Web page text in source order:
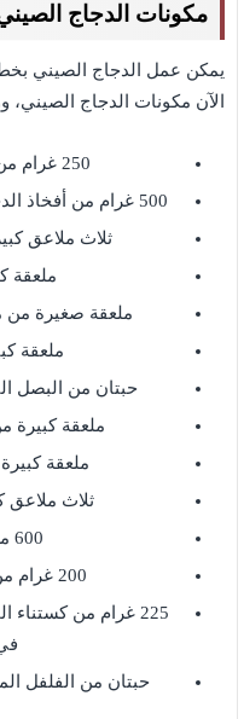
مكونات الدجاج
يمكن عمل الدجاج الصيني
الآن مكونات الدجاج الصيني،
250 غرام من أرز بسمتي طويل الحبة.
500 غرام من أفخاذ الدجاج منزوعة الجلد والعظام، مقطعة.
ثلاث ملاعق
ملعقة
ملعقة صغيرة
ملعقة
حبتان من البصل
ملعقة كبيرة
ملعقة
ثلاث
600 مل من مرق الدجاج.
200 غرام من قطع الأناناس الطازجة.
225 غرام من
حبتان من الفلفل